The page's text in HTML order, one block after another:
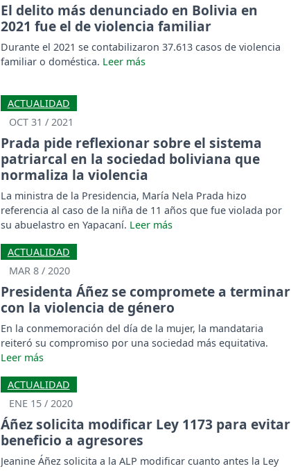
El delito más denunciado en Bolivia en
2021 fue el de violencia familiar
Durante el 2021 se contabilizaron 37.613 casos de violencia
familiar o doméstica.
ACTUALIDAD
OCT 31 / 2021
Prada pide reflexionar sobre el sistema
patriarcal en la sociedad boliviana que
normaliza la violencia
La ministra de la Presidencia, María Nela Prada hizo
referencia al caso de la niña de 11 años que fue violada por
su abuelastro en Yapacaní.
ACTUALIDAD
MAR 8 / 2020
Presidenta Áñez se compromete a terminar
con la violencia de género
En la conmemoración del día de la mujer, la mandataria
reiteró su compromiso por una sociedad más equitativa.
ACTUALIDAD
ENE 15 / 2020
Áñez solicita modificar Ley 1173 para evitar
beneficio a agresores
Jeanine Áñez solicita a la ALP modificar cuanto antes la Ley